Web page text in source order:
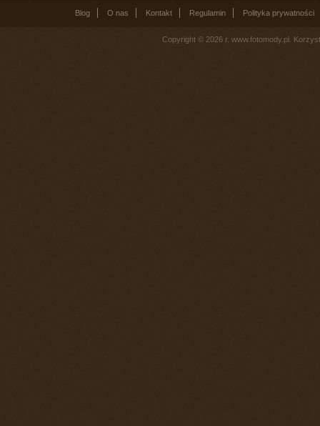
Blog O nas Kontakt Regulamin Polityka prywatności
Copyright © 2026 r. www.fotomody.pl.